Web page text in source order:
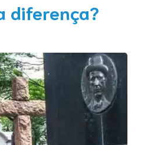
diferença?